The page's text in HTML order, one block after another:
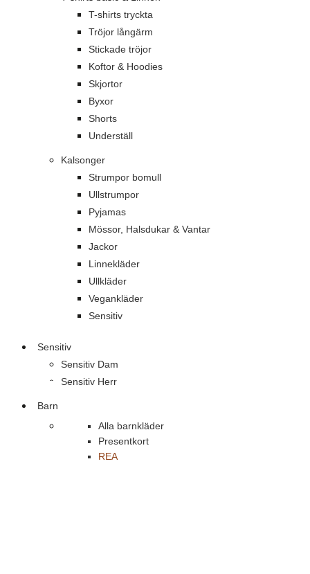
T-shirts tryckta
Tröjor långärm
Stickade tröjor
Koftor & Hoodies
Skjortor
Byxor
Shorts
Underställ
Kalsonger
Strumpor bomull
Ullstrumpor
Pyjamas
Mössor, Halsdukar & Vantar
Jackor
Linnekläder
Ullkläder
Vegankläder
Sensitiv
Sensitiv
Sensitiv Dam
Sensitiv Herr
Barn
Alla barnkläder
Presentkort
REA